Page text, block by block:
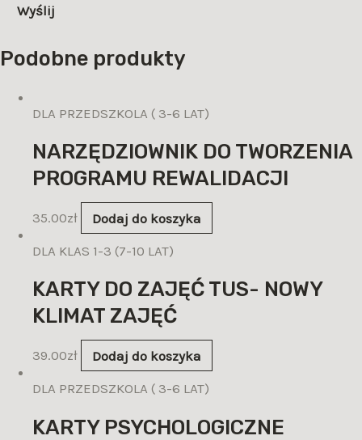
Podobne produkty
DLA PRZEDSZKOLA ( 3-6 LAT)
NARZĘDZIOWNIK DO TWORZENIA
PROGRAMU REWALIDACJI
35.00zł Dodaj do koszyka
DLA KLAS 1-3 (7-10 LAT)
KARTY DO ZAJĘĆ TUS- NOWY
KLIMAT ZAJĘĆ
39.00zł Dodaj do koszyka
DLA PRZEDSZKOLA ( 3-6 LAT)
KARTY PSYCHOLOGICZNE